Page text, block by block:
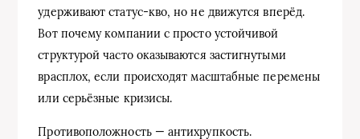
удерживают статус-кво, но не движутся вперёд.
Вот почему компании с просто устойчивой
структурой часто оказываются застигнутыми
врасплох, если происходят масштабные перемены
или серьёзные кризисы.
Противоположность — антихрупкость.